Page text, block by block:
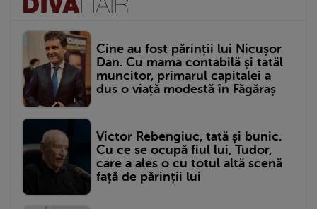
Cine au fost părinții lui Nicușor
Dan. Cu mama contabilă și tatăl
muncitor, primarul capitalei a
dus o viață modestă în Făgăraș
Victor Rebengiuc, tată și bunic.
Cu ce se ocupă fiul lui, Tudor,
care a ales o cu totul altă scenă
față de părinții lui